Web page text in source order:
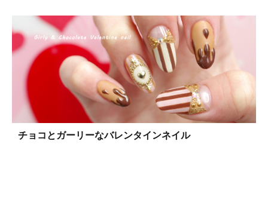
チョコとガーリーなバレンタインネイル